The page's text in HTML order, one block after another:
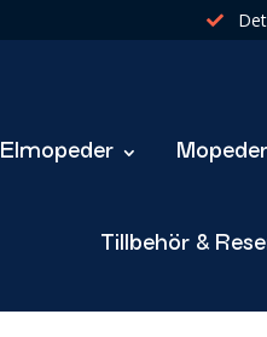

Elmopeder Mopeder
Tillbehör &